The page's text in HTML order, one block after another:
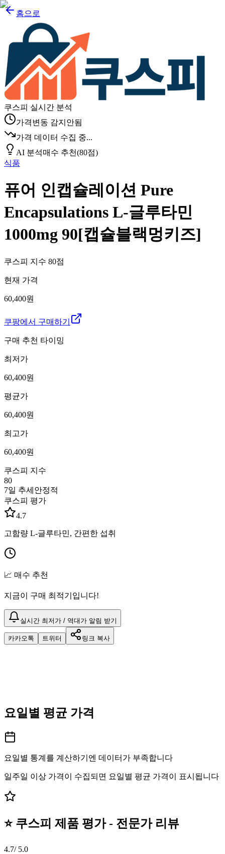
홈으로
쿠스피 실시간 분석
가격변동 감지안됨
가격 데이터 수집 중...
AI 분석매수 추천(80점)
식품
퓨어 인캡슐레이션 Pure
Encapsulations L-글루타민
1000mg 90[캡슐블랙멍키즈]
쿠스피 지수 80점
현재 가격
60,400원
쿠팡에서 구매하기
구매 추천 타이밍
최저가
60,400원
평균가
60,400원
최고가
60,400원
쿠스피 지수
80
7일 추세 안정적
쿠스피 평가
4.7
고함량 L-글루타민, 간편한 섭취
📈 매수 추천
지금이 구매 최적기입니다!
실시간 최저가 / 역대가 알림 받기
카카오톡 트위터 링크 복사
요일별 평균 가격
요일별 통계를 계산하기엔 데이터가 부족합니다
일주일 이상 가격이 수집되면 요일별 평균 가격이 표시됩니다
⭐ 쿠스피 제품 평가 - 전문가 리뷰
4.7/ 5.0